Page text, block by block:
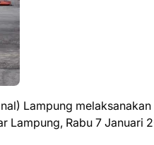
Lampung melaksanakan
Lampung, Rabu 7 Januari